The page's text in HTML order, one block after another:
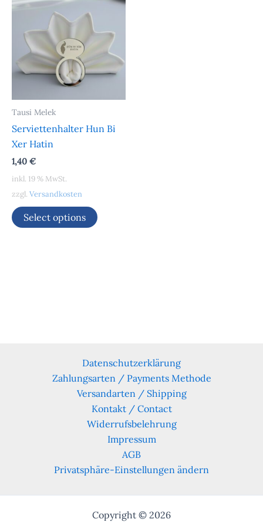
Tausi Melek
Serviettenhalter Hun Bi
Xer Hatin
1,40 €
inkl. 19 % MwSt.
zzgl. Versandkosten
Select options
Datenschutzerklärung
Zahlungsarten / Payments Methode
Versandarten / Shipping
Kontakt / Contact
Widerrufsbelehrung
Impressum
AGB
Privatsphäre-Einstellungen ändern
Copyright © 2026